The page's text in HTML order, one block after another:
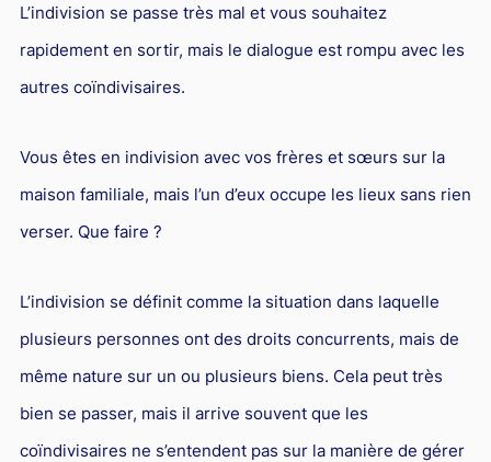
L’indivision se passe très mal et vous souhaitez
rapidement en sortir, mais le dialogue est rompu avec les
autres coïndivisaires.
Vous êtes en indivision avec vos frères et sœurs sur la
maison familiale, mais l’un d’eux occupe les lieux sans rien
verser. Que faire ?
L’indivision se définit comme la situation dans laquelle
plusieurs personnes ont des droits concurrents, mais de
même nature sur un ou plusieurs biens. Cela peut très
bien se passer, mais il arrive souvent que les
coïndivisaires ne s’entendent pas sur la manière de gérer